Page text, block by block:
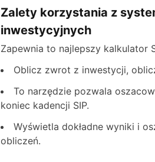
Zalety korzystania z
inwestycyjnych
Zapewnia to najlepszy kalkulator
Oblicz zwrot z inwestycji,
To narzędzie pozwala
koniec kadencji SIP.
Wyświetla dokładne wyniki i
obliczeń.